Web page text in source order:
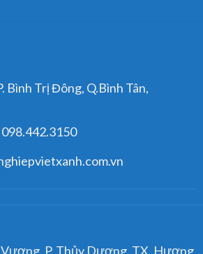
Bình Trị Đông, Q.Bình Tân,
P. Thủy Dương, TX. Hương